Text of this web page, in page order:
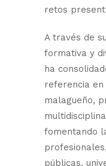
retos
A través de
formativa y
ha
referencia
malagueño,
fomentando
públicas,